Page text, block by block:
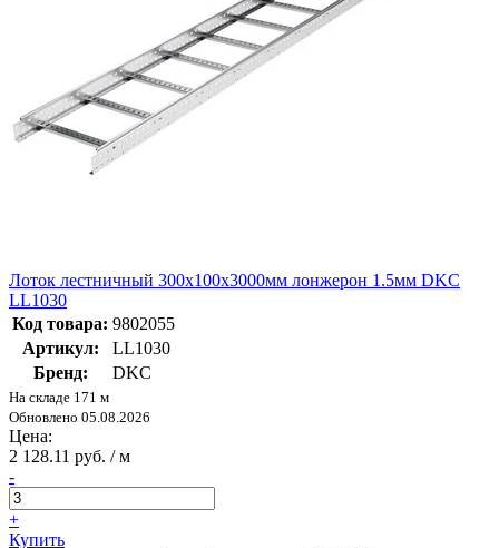
Лоток лестничный 300х100х3000мм лонжерон 1.5мм DKC
LL1030
Код товара: 9802055
Артикул:
LL1030
Бренд:
DKC
На складе 171 м
Обновлено 05.08.2026
Цена:
2 128.11 руб. / м
-
+
Купить